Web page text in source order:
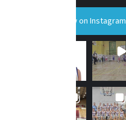
Follow on Instagram